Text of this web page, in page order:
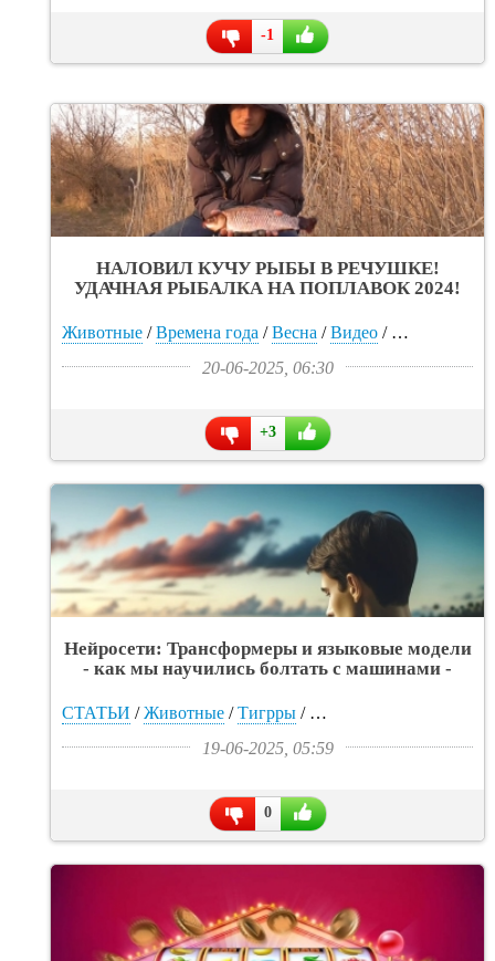
-1
НАЛОВИЛ КУЧУ РЫБЫ В РЕЧУШКЕ!
УДАЧНАЯ РЫБАЛКА НА ПОПЛАВОК 2024!
- «Интересное»
Животные /Времена года /Весна /Видео / Прикольные
20-06-2025, 06:30
+3
Нейросети: Трансформеры и языковые модели
- как мы научились болтать с машинами -
СТАТЬИ /Животные /Тигрры / Прикольные картинки
19-06-2025, 05:59
0